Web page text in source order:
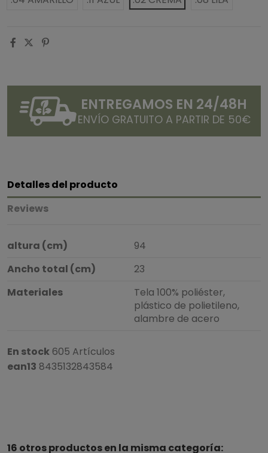
ENTREGAMOS EN 24/48H
ENVÍO GRATUITO A PARTIR DE 50€
Detalles del producto
Reviews
altura (cm)
94
Ancho total (cm)
23
Materiales
Tela 100% poliéster,
plástico de polietileno,
alambre de acero
En stock 605 Artículos
ean13 8435132843584
16 otros productos en la misma categoría: